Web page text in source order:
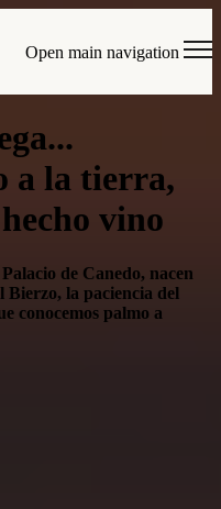
Open main navigation
a la tierra,
vino
de Canedo, nacen
Bierzo, la paciencia del
conocemos palmo a